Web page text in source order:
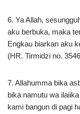
6. Ya Allah,
aku berbuka, maka
Engkau biarkan aku
(HR. Tirmidzi no.
7. Allahumma bika
bika namutu wa
kami bangun di pagi